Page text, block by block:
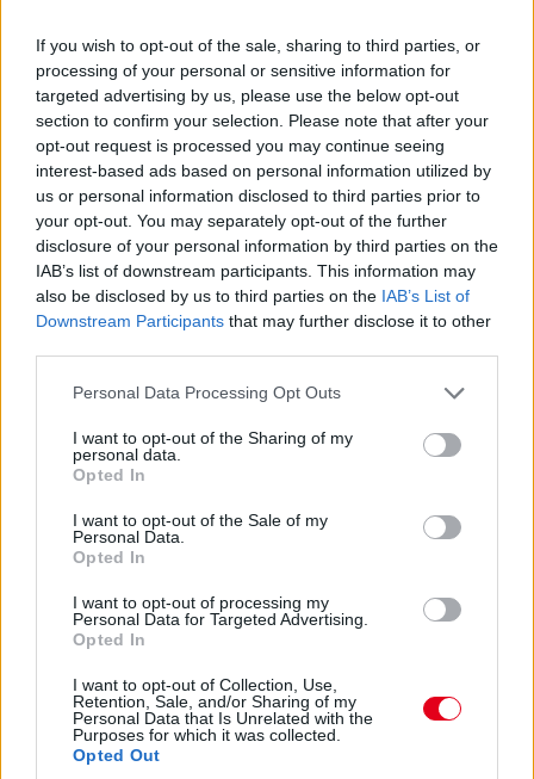
If you wish to opt-out of the sale, sharing to third parties, or
processing of your personal or sensitive information for
targeted advertising by us, please use the below opt-out
section to confirm your selection. Please note that after your
opt-out request is processed you may continue seeing
interest-based ads based on personal information utilized by
us or personal information disclosed to third parties prior to
your opt-out. You may separately opt-out of the further
disclosure of your personal information by third parties on the
IAB’s list of downstream participants. This information may
also be disclosed by us to third parties on the IAB’s List of
Downstream Participants that may further disclose it to other
Please note that this website/app uses one or more Google
not limited to your visit or usage behaviour. You may click to
grant or deny consent to Google and its third-party tags to
use your data for below specified purposes in below Google
consent section.
Personal Data Processing Opt Outs
I want to opt-out of the Sharing of my
personal data.
Opted In
I want to opt-out of the Sale of my
Personal Data.
Opted In
I want to opt-out of processing my
Personal Data for Targeted Advertising.
Opted In
I want to opt-out of Collection, Use,
Retention, Sale, and/or Sharing of my
Personal Data that Is Unrelated with the
Purposes for which it was collected.
Opted Out
14:53
A hátsó gumikat le tudták ugyan cserélni, de megint
ugrálni kellett az autón, mert az emelő, az bizony továbbra
sem működik rendesen.
14:53
Hajjajj... A #31-es kerékcserén. Vajon most sima
lesz?
A PR1 Mathiasen azóta sem jött ki, hivatalosan nem
estek ki, de semmi jele nincs annak, hogy ez az autó még
megmozdulna. Maradtak 45-en.
Akárhogy számolom, a két WRT-nek még két-két
kiállása lesz, hacsak nem jön egy hosszabb megszakítás,
lassú zóna, safety car, vagy ilyesmi.